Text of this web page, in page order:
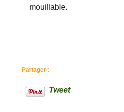
mouillable.
Partager :
Tweet